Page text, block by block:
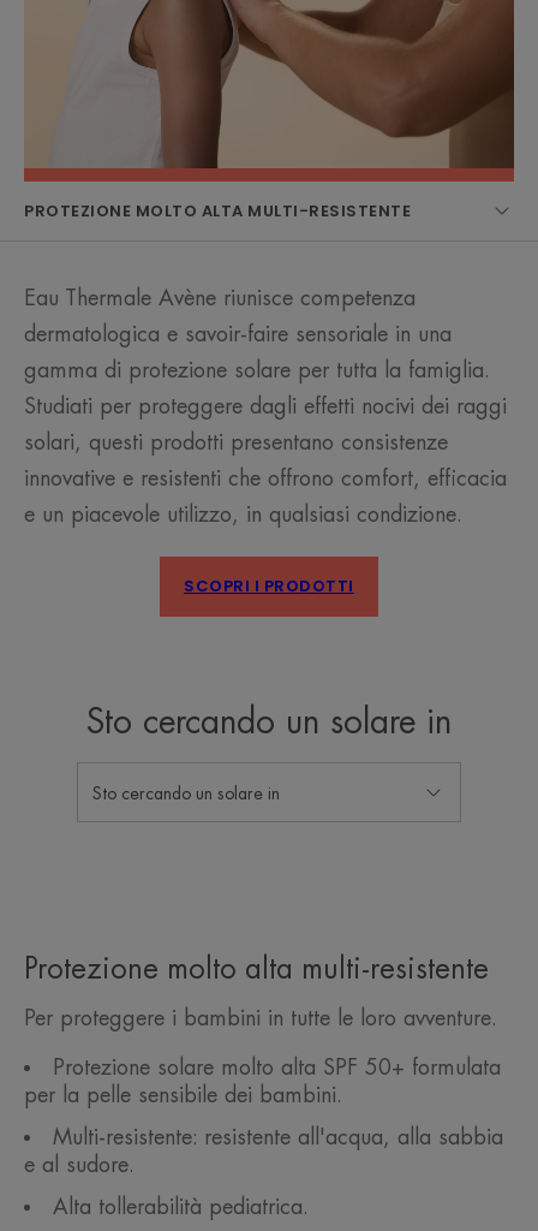
PROTEZIONE MOLTO ALTA MULTI-RESISTENTE
Eau Thermale Avène riunisce competenza
dermatologica e savoir-faire sensoriale in una
gamma di protezione solare per tutta la famiglia.
Studiati per proteggere dagli effetti nocivi dei raggi
solari, questi prodotti presentano consistenze
innovative e resistenti che offrono comfort, efficacia
e un piacevole utilizzo, in qualsiasi condizione.
SCOPRI I PRODOTTI
Sto cercando un solare in
Sto cercando un solare in
Protezione molto alta multi-resistente
Per proteggere i bambini in tutte le loro avventure.
Protezione solare molto alta SPF 50+ formulata
per la pelle sensibile dei bambini.
Multi-resistente: resistente all'acqua, alla sabbia
e al sudore.
Alta tollerabilità pediatrica.